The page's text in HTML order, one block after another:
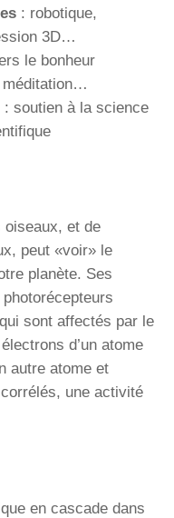
: robotique,
3D…
le bonheur
méditation…
: soutien à la science
et de
peut «voir» le
planète. Ses
sont affectés par le
d’un atome
autre atome et
une activité
en cascade dans